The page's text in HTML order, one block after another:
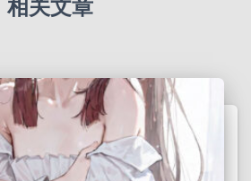
相关文章